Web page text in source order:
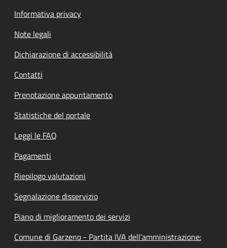
Informativa privacy
Note legali
Dichiarazione di accessibilità
Contatti
Prenotazione appuntamento
Statistiche del portale
Leggi le FAQ
Pagamenti
Riepilogo valutazioni
Segnalazione disservizio
Piano di miglioramento dei servizi
Comune di Garzeno - Partita IVA dell'amministrazione: